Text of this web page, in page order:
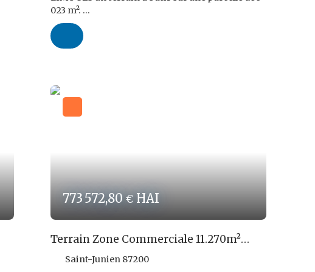
023 m².
Le terrain est en partie constructible, environ la
moitié. Un Certificat d'Urbanisme a été obtenu.
L'électricité, l'eau et le téléphone sont en attente.
forfait d'honoraires d'Agence à charge
ACQUÉREUR de 6 000,00 € TTC.
Les risques auxquels ce bien est exposé sont
773 572,80€HAI
Terrain Zone Commerciale 11.270m²
SAINT JUNIEN
Saint-Junien 87200